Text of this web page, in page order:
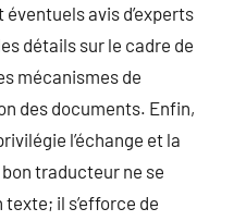
avis d’experts
détails sur le cadre de
mécanismes de
des documents. Enfin,
l’échange et la
traducteur ne se
il s’efforce de